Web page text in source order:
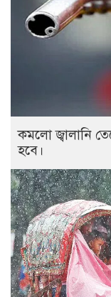
কমলো জ্বালানি
হবে।